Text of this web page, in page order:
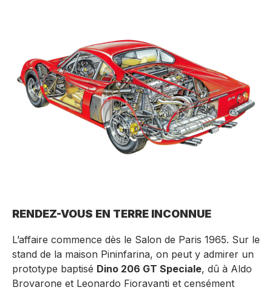
RENDEZ-VOUS EN TERRE INCONNUE
L’affaire commence dès le Salon de Paris 1965. Sur le
stand de la maison Pininfarina, on peut y admirer un
prototype baptisé Dino 206 GT Speciale, dû à Aldo
Brovarone et Leonardo Fioravanti et censément